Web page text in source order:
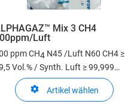
Mix 3 CH4
Luft
ppm CH4 N45 /Luft N60 CH4 ≥
Vol.% / Synth. Luft ≥ 99,999
Artikel wählen